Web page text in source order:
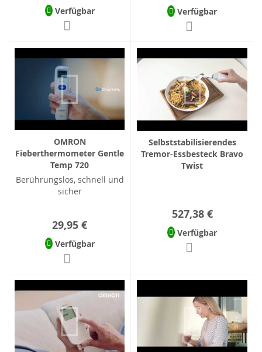
Verfügbar Verfügbar
OMRON
Fieberthermometer Gentle
Temp 720
Berührungslos, schnell und
sicher
29,95 €
Verfügbar
Selbststabilisierendes
Tremor-Essbesteck Bravo
Twist
527,38 €
Verfügbar